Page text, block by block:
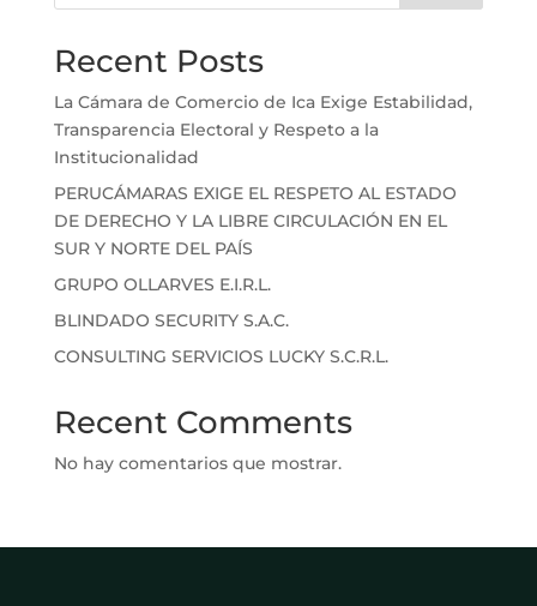
Recent Posts
La Cámara de Comercio de Ica Exige Estabilidad,
Transparencia Electoral y Respeto a la
Institucionalidad
PERUCÁMARAS EXIGE EL RESPETO AL ESTADO
DE DERECHO Y LA LIBRE CIRCULACIÓN EN EL
SUR Y NORTE DEL PAÍS
GRUPO OLLARVES E.I.R.L.
BLINDADO SECURITY S.A.C.
CONSULTING SERVICIOS LUCKY S.C.R.L.
Recent Comments
No hay comentarios que mostrar.